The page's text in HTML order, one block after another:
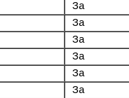
За
За
За
За
За
За